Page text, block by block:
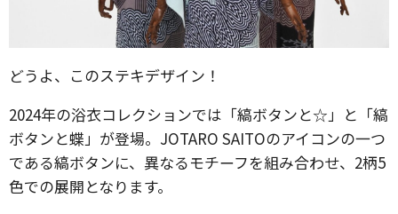
どうよ、このステキデザイン！
2024年の浴衣コレクションでは「縞ボタンと☆」と「縞
ボタンと蝶」が登場。JOTARO SAITOのアイコンの一つ
である縞ボタンに、異なるモチーフを組み合わせ、2柄5
色での展開となります。